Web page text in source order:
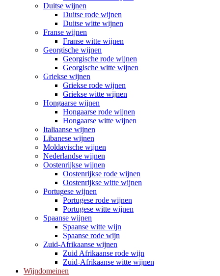
Duitse wijnen
Duitse rode wijnen
Duitse witte wijnen
Franse wijnen
Franse witte wijnen
Georgische wijnen
Georgische rode wijnen
Georgische witte wijnen
Griekse wijnen
Griekse rode wijnen
Griekse witte wijnen
Hongaarse wijnen
Hongaarse rode wijnen
Hongaarse witte wijnen
Italiaanse wijnen
Libanese wijnen
Moldavische wijnen
Nederlandse wijnen
Oostenrijkse wijnen
Oostenrijkse rode wijnen
Oostenrijkse witte wijnen
Portugese wijnen
Portugese rode wijnen
Portugese witte wijnen
Spaanse wijnen
Spaanse witte wijn
Spaanse rode wijn
Zuid-Afrikaanse wijnen
Zuid Afrikaanse rode wijn
Zuid-Afrikaanse witte wijnen
Wijndomeinen